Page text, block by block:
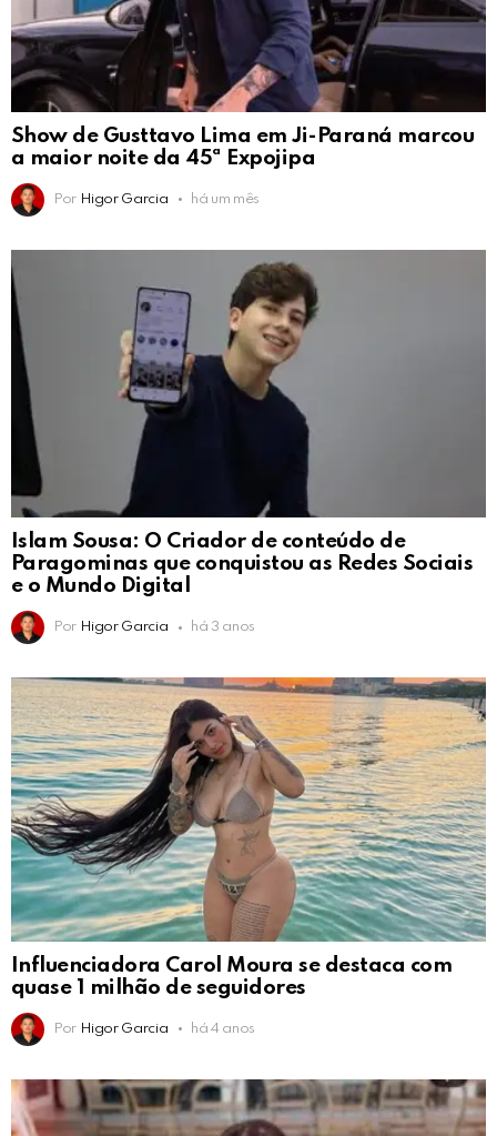
Show de Gusttavo Lima em Ji-Paraná marcou
a maior noite da 45ª Expojipa
Por Higor Garcia há um mês
Islam Sousa: O Criador de conteúdo de
Paragominas que conquistou as Redes Sociais
e o Mundo Digital
Por Higor Garcia há 3 anos
Influenciadora Carol Moura se destaca com
quase 1 milhão de seguidores
Por Higor Garcia há 4 anos